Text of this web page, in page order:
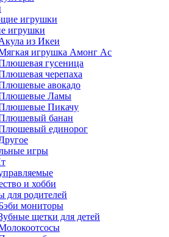
игрушки
игрушки
из Икеи
игрушка Амонг Ас
гусеница
черепаха
авокадо
Ламы
Пикачу
банан
единорог
игры
и хобби
для родителей
мониторы
щетки для детей